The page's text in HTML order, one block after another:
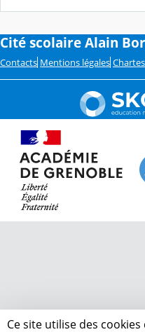
Cité scolaire Alain
Contacts Mentions légales
Ce site utilise des